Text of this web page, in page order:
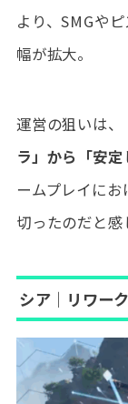
より、SMGや
幅が拡大。
運営の狙いは、
ラ」から「安定
ームプレイに
切ったのだと感
シア｜リワー